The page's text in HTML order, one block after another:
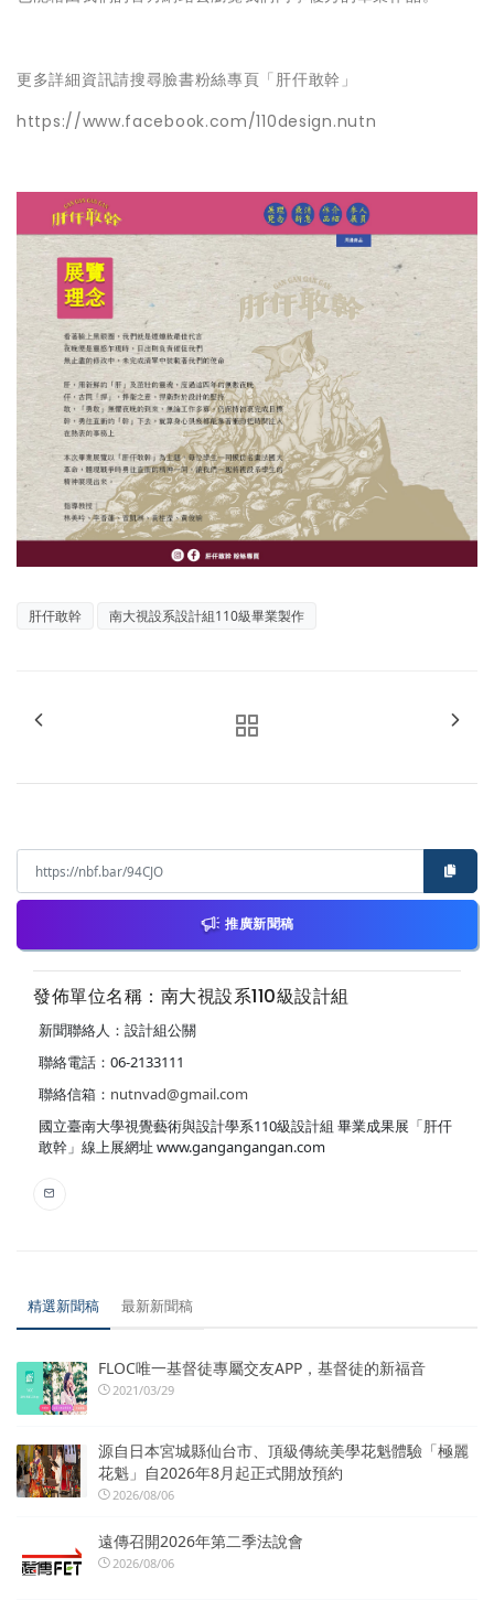
更多詳細資訊請搜尋臉書粉絲專頁「肝仠敢幹」
https://www.facebook.com/110design.nutn
肝仠敢幹 南大視設系設計組110級畢業製作
推廣新聞稿
發佈單位名稱：南大視設系110級設計組
新聞聯絡人：設計組公關
聯絡電話：06-2133111
聯絡信箱： nutnvad@gmail.com
國立臺南大學視覺藝術與設計學系110級設計組 畢業成果展「肝仠
敢幹」線上展網址 www.gangangangan.com
精選新聞稿 最新新聞稿
FLOC唯一基督徒專屬交友APP，基督徒的新福音
2021/03/29
源自日本宮城縣仙台市、頂級傳統美學花魁體驗「極麗
花魁」自2026年8月起正式開放預約
2026/08/06
遠傳召開2026年第二季法說會
2026/08/06